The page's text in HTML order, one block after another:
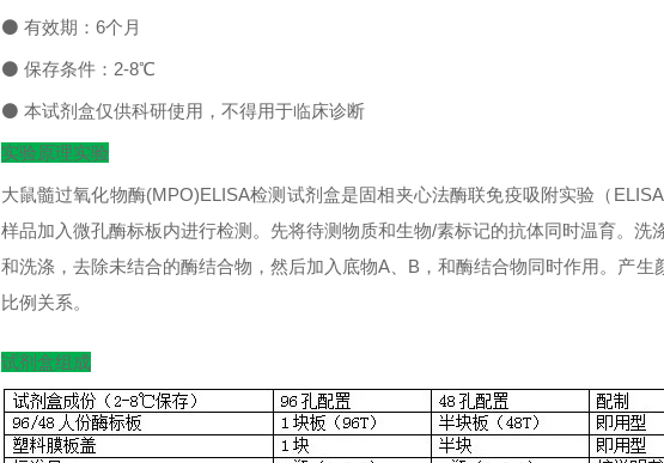
⚫ 有效期： 6个月
⚫ 保存条件： 2-8℃
⚫ 本试剂盒仅供科研使用，不得用于临床诊断
实验原理实验
大鼠髓过氧化物酶(MPO)ELISA检测试剂盒是固相夹心法酶联免疫吸附实验（
样品加入微孔酶标板内进行检测。先将待测物质和生物/素标记的抗体同时温育。
和洗涤，去除未结合的酶结合物，然后加入底物A、B，和酶结合物同时作用。产
比例关系。
试剂盒组成